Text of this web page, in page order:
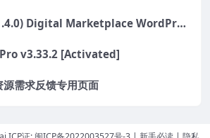
Markite (v1.4.0) Digital Marketplace WordPress Theme
v3.33.2 [Activated]
源需求反馈专用页面